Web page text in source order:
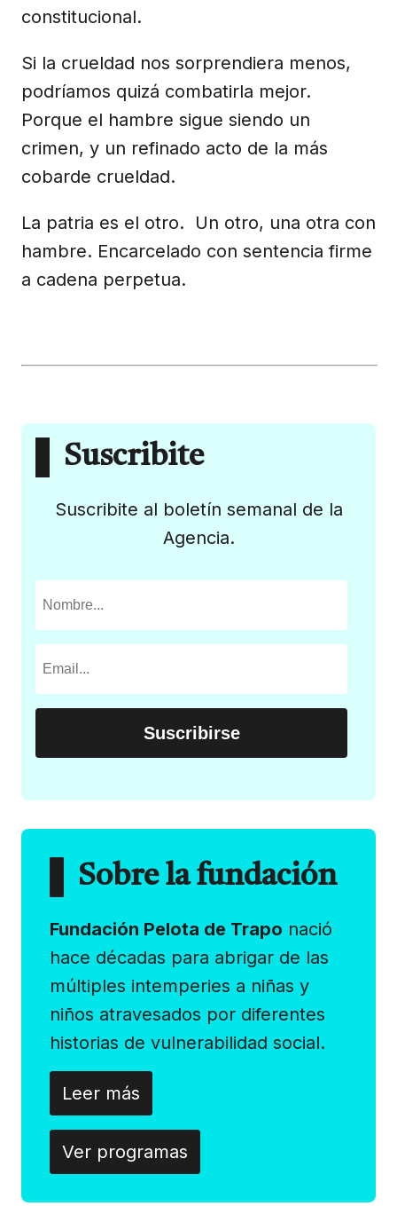
constitucional.
Si la crueldad nos sorprendiera menos,
podríamos quizá combatirla mejor.
Porque el hambre sigue siendo un
crimen, y un refinado acto de la más
cobarde crueldad.
La patria es el otro. Un otro, una otra con
hambre. Encarcelado con sentencia firme
a cadena perpetua.
Suscribite
Suscribite al boletín semanal de la
Agencia.
Sobre la fundación
Fundación Pelota de Trapo nació
hace décadas para abrigar de las
múltiples intemperies a niñas y
niños atravesados por diferentes
historias de vulnerabilidad social.
Leer más
Ver programas